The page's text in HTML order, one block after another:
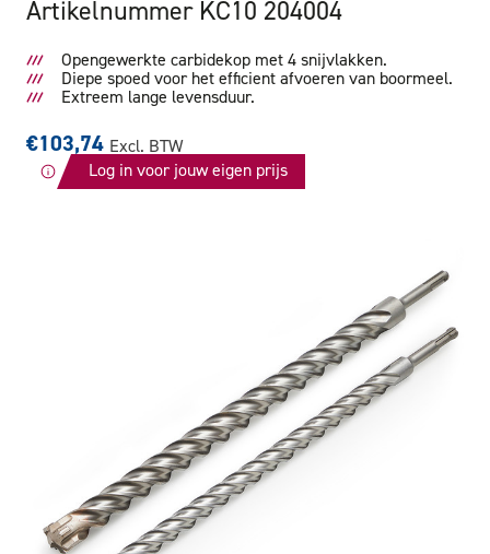
Artikelnummer KC10 204004
Opengewerkte carbidekop met 4 snijvlakken.
Diepe spoed voor het efficient afvoeren van boormeel.
Extreem lange levensduur.
€103,74 Excl. BTW
Log in voor jouw eigen prijs